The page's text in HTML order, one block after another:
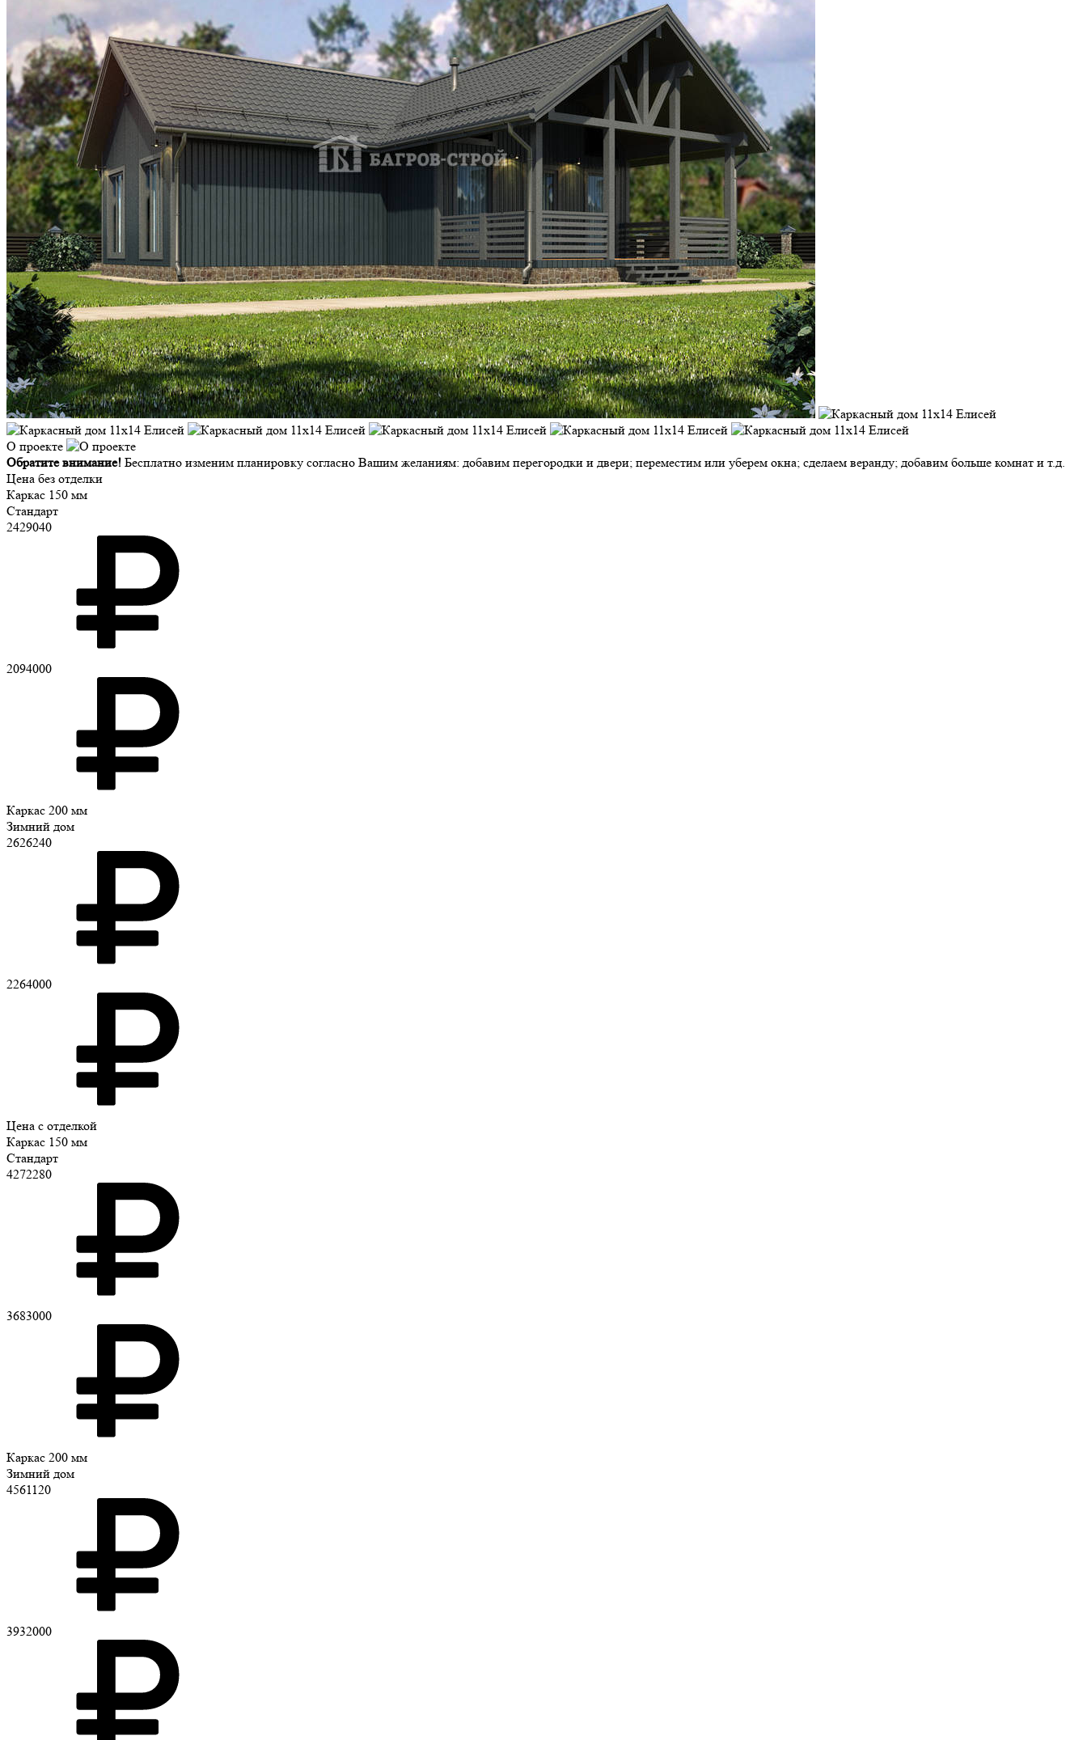
О проекте
Обратите внимание! Бесплатно изменим планировку согласно Вашим желаниям: добавим перегородки и двери; переместим или уберем окна; сделаем веранду; добавим больше комнат и т.д.
Цена без отделки
Каркас 150 мм
Стандарт
2429040
2094000
Каркас 200 мм
Зимний дом
2626240
2264000
Цена с отделкой
Каркас 150 мм
Стандарт
4272280
3683000
Каркас 200 мм
Зимний дом
4561120
3932000